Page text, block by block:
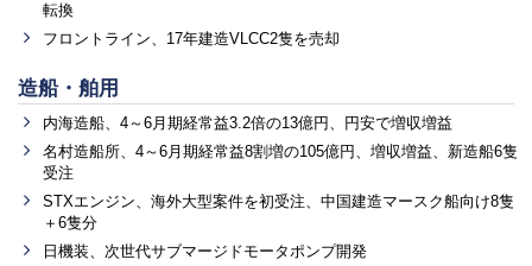
転換
フロントライン、17年建造VLCC2隻を売却
造船・舶用
内海造船、4～6月期経常益3.2倍の13億円、円安で増収増益
名村造船所、4～6月期経常益8割増の105億円、増収増益、新造船6隻
受注
STXエンジン、海外大型案件を初受注、中国建造マースク船向け8隻
＋6隻分
日機装、次世代サブマージドモータポンプ開発